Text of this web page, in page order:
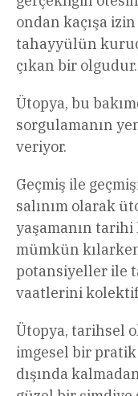
ondan kaçışa
tahayyülün
çıkan bir olgudur.
Ütopya, bu
sorgulamanın
veriyor.
Geçmiş ile
salınım olarak
yaşamanın
mümkün
potansiyeller ile
vaatlerini
Ütopya, tarihsel
imgesel bir
dışında